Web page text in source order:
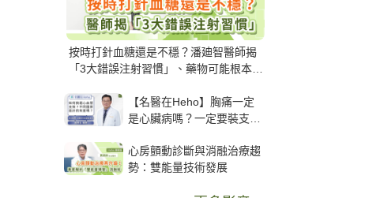
按時打針血糖還是不穩？潘廸智醫師揭
「3大錯誤注射習慣」、藥物可能根本沒
【名醫在Heho】胸痛一定
是心臟病嗎？一定要裝支
解析支架種類、風險與選擇
關鍵
心房顫動診斷與消融治療趨
勢：雙能量技術發展